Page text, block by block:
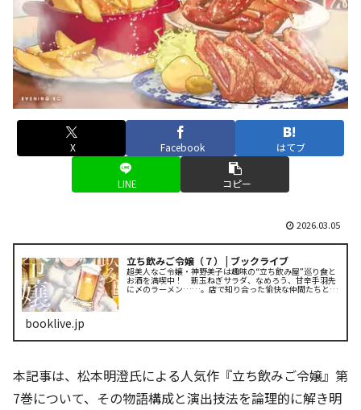
X Facebook はてブ
LINE コピー
2026.03.05
立ち飲みご令嬢（７） | ブックライブ
超美人なご令嬢・神野美子は趣味の“立ち飲み屋”巡り食と
お酒を満喫中！ 新玉ねぎサラダ、なめろう、甘辛手羽先
に〆のラーメン……。店で知り合った愉快な仲間たちと、
新たな楽しみを開拓していくなかで、美子さんがついにお
booklive.jp
本記事は、松本明澄氏による人気作『立ち飲みご令嬢』第
7巻について、その物語構成と演出技法を論理的に解き明